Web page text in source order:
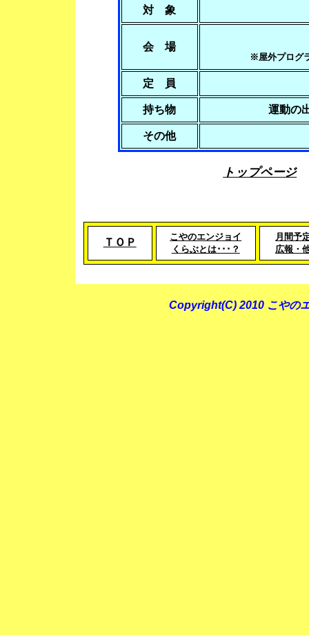
対 象
会 場
※屋外プログ
定 員
持ち物 運動の
その他
トップページ
ＴＯＰ
こやのエンジョイ
くらぶとは･･･？
月間予
広報・
Copyright(C) 2010 こやの